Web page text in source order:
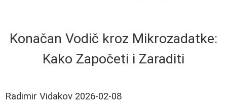
Konačan Vodič kroz Mikrozadatke:
Kako Započeti i Zaraditi
Radimir Vidakov 2026-02-08